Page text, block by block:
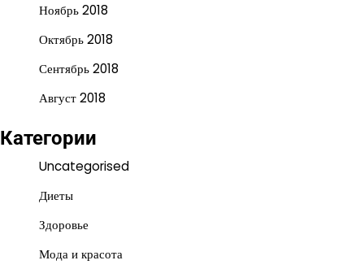
Ноябрь 2018
Октябрь 2018
Сентябрь 2018
Август 2018
Категории
Uncategorised
Диеты
Здоровье
Мода и красота